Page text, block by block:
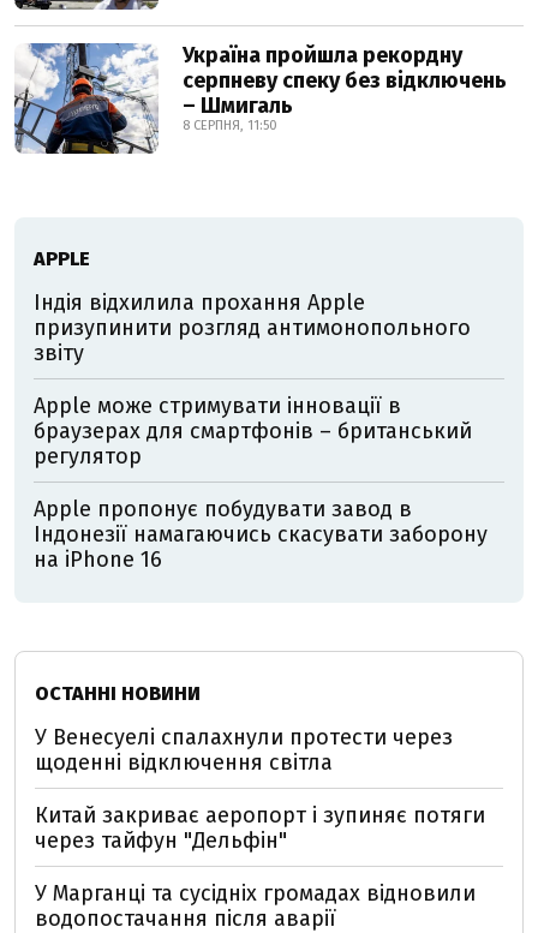
Україна пройшла рекордну
серпневу спеку без відключень
– Шмигаль
8 СЕРПНЯ, 11:50
АPPLE
Індія відхилила прохання Apple
призупинити розгляд антимонопольного
звіту
Apple може стримувати інновації в
браузерах для смартфонів – британський
регулятор
Apple пропонує побудувати завод в
Індонезії намагаючись скасувати заборону
на iPhone 16
ОСТАННІ НОВИНИ
У Венесуелі спалахнули протести через
щоденні відключення світла
Китай закриває аеропорт і зупиняє потяги
через тайфун "Дельфін"
У Марганці та сусідніх громадах відновили
водопостачання після аварії